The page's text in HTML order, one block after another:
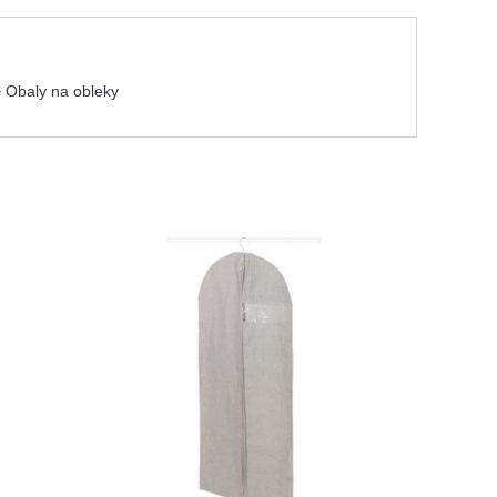
na obleky